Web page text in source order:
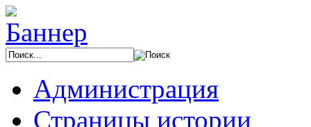
Администрация
Страницы истории